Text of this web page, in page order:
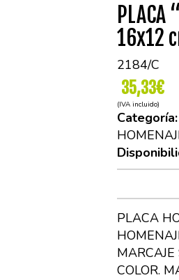
PLACA
16x12
2184/C
35,33€
(IVA incluido)
Categoría:
PLACA
COLOR.